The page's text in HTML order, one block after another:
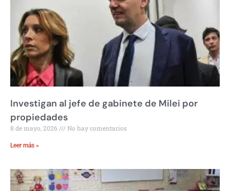
Investigan al jefe de gabinete de Milei por
propiedades
8 de mayo, 2026 No hay comentarios
Leer más »